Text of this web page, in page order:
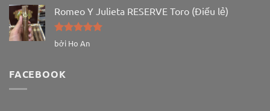
Romeo Y Julieta RESERVE Toro (Điếu lẻ)
Được xếp
bởi Ho An
FACEBOOK